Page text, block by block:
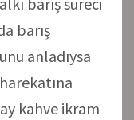
barış
anladıysa
kahve ikram